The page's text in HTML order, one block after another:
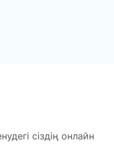
сіздің онлайн